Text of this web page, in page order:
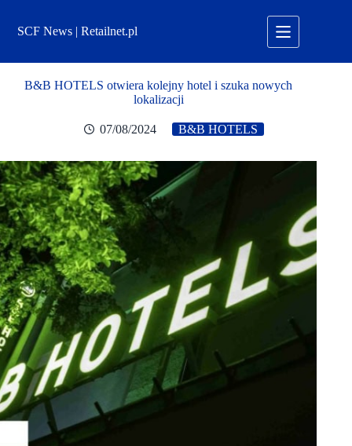
treściSCF News | Retailnet.pl
B&B HOTELS otwiera kolejny hotel i szuka nowych
lokalizacji
07/08/2024 B&B HOTELS